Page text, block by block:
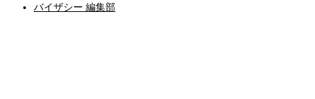
バイザシー 編集部